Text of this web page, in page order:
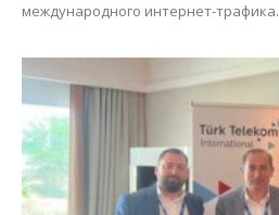
международного интернет-трафика.